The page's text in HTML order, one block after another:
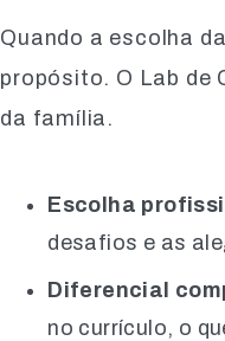
Quando a escolha
propósito. O Lab de
da família.
Escolha
desafios e as
Diferencial
no currículo, o